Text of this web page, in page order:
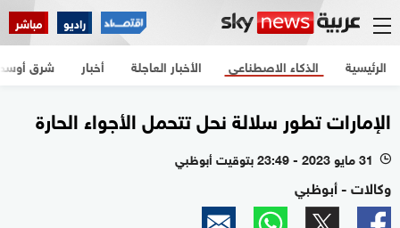
راديو مباشر
الرئيسية الأخبار العاجلة أخبار شرق الذكاء الاصطناعي
الإمارات تطور سلالة نحل تتحمل الأجواء الحارة
l 31 مايو 2023 - 23:49 بتوقيت أبوظبي
وكالات - أبوظبي